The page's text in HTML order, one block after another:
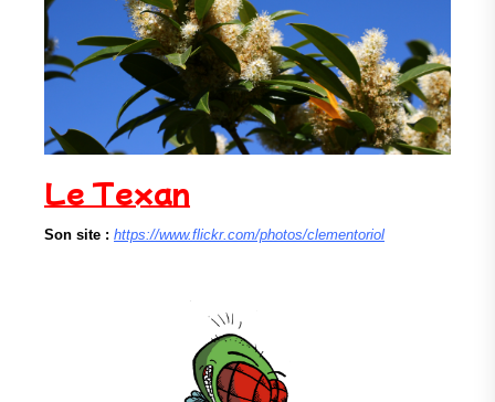
Le Texan
Son site : https://www.flickr.com/photos/clementoriol